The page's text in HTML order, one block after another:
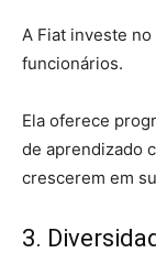
A Fiat investe
funcionários.
Ela oferece
de aprendizado
crescerem em
3.